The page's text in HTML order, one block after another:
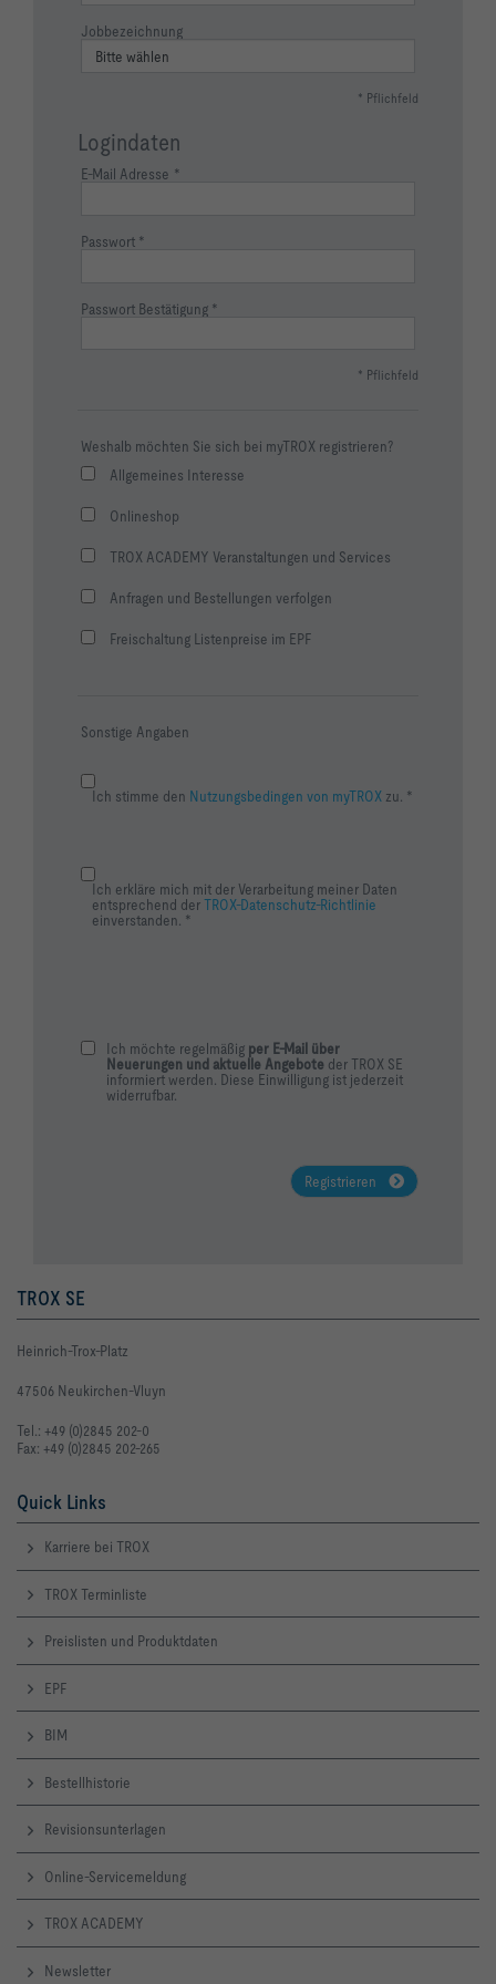
Jobbezeichnung
* Pflichfeld
Logindaten
E-Mail Adresse
Passwort
Passwort Bestätigung
* Pflichfeld
Weshalb möchten Sie sich bei myTROX registrieren?
Allgemeines Interesse
Onlineshop
TROX ACADEMY Veranstaltungen und Services
Anfragen und Bestellungen verfolgen
Freischaltung Listenpreise im EPF
Sonstige Angaben
Ich stimme den Nutzungsbedingen von myTROX zu. *
Ich erkläre mich mit der Verarbeitung meiner Daten
entsprechend derTROX-Datenschutz-Richtlinie
einverstanden. *
Ich möchte regelmäßig per E-Mail über
Neuerungen und aktuelle Angebote der TROX SE
informiert werden. Diese Einwilligung ist jederzeit
widerrufbar.
Registrieren
TROX SE
Heinrich-Trox-Platz
47506 Neukirchen-Vluyn
Tel.: +49 (0)2845 202-0
Fax: +49 (0)2845 202-265
Quick Links
Karriere bei TROX
TROX Terminliste
Preislisten und Produktdaten
EPF
BIM
Bestellhistorie
Revisionsunterlagen
Online-Servicemeldung
TROX ACADEMY
Newsletter